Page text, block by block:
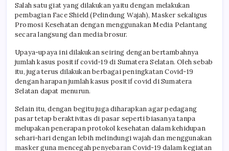
Salah satu giat yang dilakukan yaitu dengan melakukan
pembagian Face Shield (Pelindung Wajah), Masker sekaligus
Promosi Kesehatan dengan menggunakan Media Pelantang
secara langsung dan media brosur.
Upaya-upaya ini dilakukan seiring dengan bertambahnya
jumlah kasus positif covid-19 di Sumatera Selatan. Oleh sebab
itu, juga terus dilakukan berbagai peningkatan Covid-19
dengan harapan jumlah kasus positif covid di Sumatera
Selatan dapat menurun.
Selain itu, dengan begitu juga diharapkan agar pedagang
pasar tetap beraktivitas di pasar seperti biasanya tanpa
melupakan penerapan protokol kesehatan dalam kehidupan
sehari-hari dengan lebih melindungi wajah dan menggunakan
masker guna mencegah penyebaran Covid-19 dalam kegiatan